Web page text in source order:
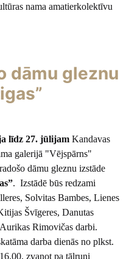
nama amatierkolektīvu
dāmu gleznu
līdz 27. jūlijam Kandavas
galerijā "Vējspārns"
dāmu gleznu izstāde
. Izstādē būs redzami
Solvitas Bambes, Lienes
Švīgeres, Danutas
Rimovičas darbi.
darba dienās no plkst.
zvanot pa tālruni